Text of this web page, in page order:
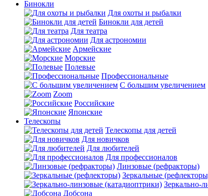
Бинокли
Для охоты и рыбалки
Бинокли для детей
Для театра
Для астрономии
Армейские
Морские
Полевые
Профессиональные
С большим увеличением
Zoom
Российские
Японские
Телескопы
Телескопы для детей
Для новичков
Для любителей
Для профессионалов
Линзовые (рефракторы)
Зеркальные
Зеркально-
Добсона